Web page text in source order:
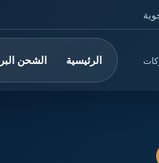
الرئيسية الشحن